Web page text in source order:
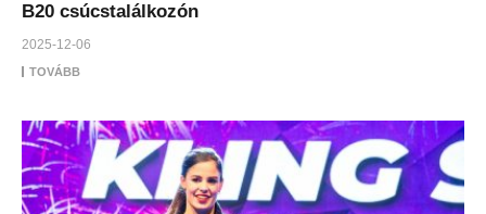
B20 csúcstalálkozón
2025-12-06
TOVÁBB